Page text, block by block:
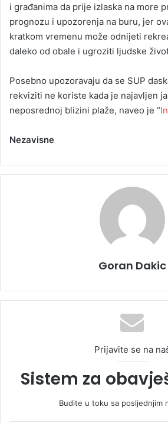
i građanima da prije izlaska na more
prognozu i upozorenja na buru, jer
kratkom vremenu može odnijeti
daleko od obale i ugroziti ljudske
Posebno upozoravaju da se SUP
rekviziti ne koriste kada je najavljen
neposrednoj blizini plaže, naveo je “
Nezavisne
Goran Dakic
Prijavite se na
Sistem za
Budite u toku sa posljednjim